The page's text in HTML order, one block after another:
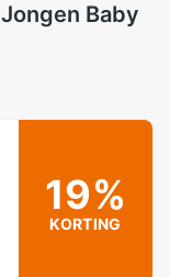
Baby
19%
KORTING